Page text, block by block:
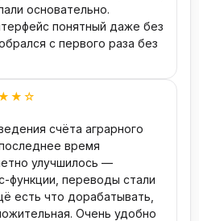
многоуровневую защиту:
операций по
Все данные
в России.
Достаточно номера
к счёту.Что делать при
доступ через
банка.
основательно.
понятный даже без
с первого раза без
счёта аграрного
время
улучшилось —
функции, переводы стали
есть что дорабатывать,
Очень удобно